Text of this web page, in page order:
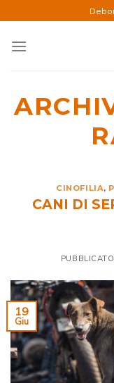
ai
contenuti
CINOFILIA,
CANI DI
19
Giu